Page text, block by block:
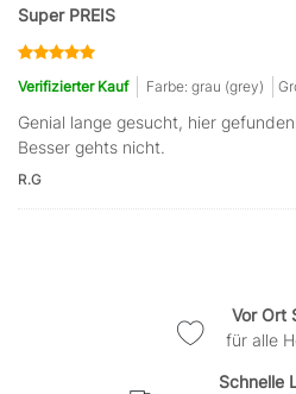
Super PREIS
Verifizierter Kauf Farbe: grau (grey)
Genial lange gesucht, hier
Besser gehts nicht.
R.G
Vor Ort
für alle
Schnelle